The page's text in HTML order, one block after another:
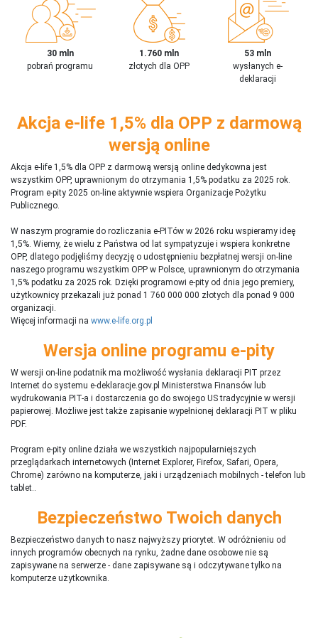
30 mln
pobrań programu
1.760 mln
złotych dla OPP
53 mln
wysłanych e-
deklaracji
Akcja e-life 1,5% dla OPP z darmową
wersją online
Akcja e-life 1,5% dla OPP z darmową wersją online dedykowna jest
wszystkim OPP, uprawnionym do otrzymania 1,5% podatku za 2025 rok.
Program e-pity 2025 on-line aktywnie wspiera Organizacje Pożytku
Publicznego.
W naszym programie do rozliczania e-PITów w 2026 roku wspieramy ideę
1,5%. Wiemy, że wielu z Państwa od lat sympatyzuje i wspiera konkretne
OPP, dlatego podjęliśmy decyzję o udostępnieniu bezpłatnej wersji on-line
naszego programu wszystkim OPP w Polsce, uprawnionym do otrzymania
1,5% podatku za 2025 rok. Dzięki programowi e-pity od dnia jego premiery,
użytkownicy przekazali już ponad 1 760 000 000 złotych dla ponad 9 000
organizacji.
Więcej informacji na www.e-life.org.pl
Wersja online programu e-pity
W wersji on-line podatnik ma możliwość wysłania deklaracji PIT przez
Internet do systemu e-deklaracje.gov.pl Ministerstwa Finansów lub
wydrukowania PIT-a i dostarczenia go do swojego US tradycyjnie w wersji
papierowej. Możliwe jest także zapisanie wypełnionej deklaracji PIT w pliku
PDF.
Program e-pity online działa we wszystkich najpopularniejszych
przeglądarkach internetowych (Internet Explorer, Firefox, Safari, Opera,
Chrome) zarówno na komputerze, jaki i urządzeniach mobilnych - telefon lub
tablet..
Bezpieczeństwo Twoich danych
Bezpieczeństwo danych to nasz najwyższy priorytet. W odróżnieniu od
innych programów obecnych na rynku, żadne dane osobowe nie są
zapisywane na serwerze - dane zapisywane są i odczytywane tylko na
komputerze użytkownika.